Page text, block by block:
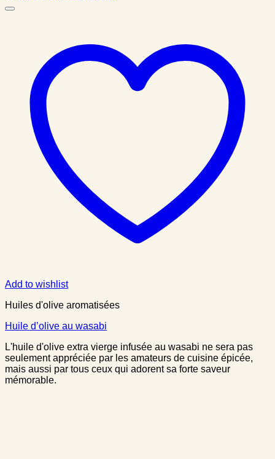
Add to wishlist
Huiles d'olive aromatisées
Huile d’olive au wasabi
L'huile d'olive extra vierge infusée au wasabi ne sera pas
seulement appréciée par les amateurs de cuisine épicée,
mais aussi par tous ceux qui adorent sa forte saveur
mémorable.